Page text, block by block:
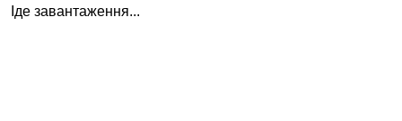
Іде завантаження...